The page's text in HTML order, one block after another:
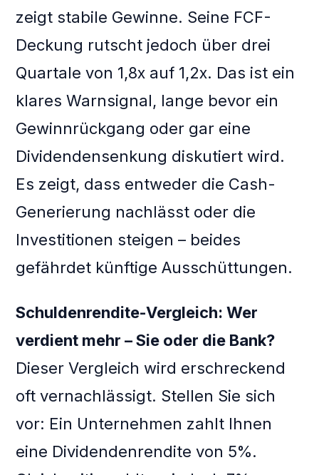
zeigt stabile Gewinne. Seine FCF-
Deckung rutscht jedoch über drei
Quartale von 1,8x auf 1,2x. Das ist ein
klares Warnsignal, lange bevor ein
Gewinnrückgang oder gar eine
Dividendensenkung diskutiert wird.
Es zeigt, dass entweder die Cash-
Generierung nachlässt oder die
Investitionen steigen – beides
gefährdet künftige Ausschüttungen.
Schuldenrendite-Vergleich: Wer
verdient mehr – Sie oder die Bank?
Dieser Vergleich wird erschreckend
oft vernachlässigt. Stellen Sie sich
vor: Ein Unternehmen zahlt Ihnen
eine Dividendenrendite von 5%.